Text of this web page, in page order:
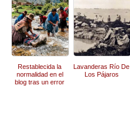
Restablecida la
normalidad en el
blog tras un error
Lavanderas Río De
Los Pájaros